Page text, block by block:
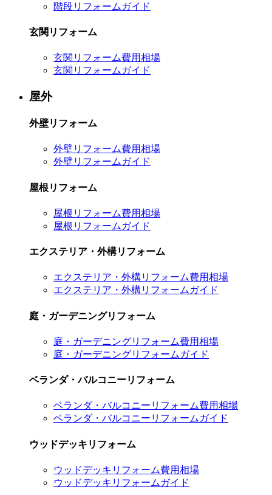
階段リフォームガイド
玄関リフォーム
玄関リフォーム費用相場
玄関リフォームガイド
屋外
外壁リフォーム
外壁リフォーム費用相場
外壁リフォームガイド
屋根リフォーム
屋根リフォーム費用相場
屋根リフォームガイド
エクステリア・外構リフォーム
エクステリア・外構リフォーム費用相場
エクステリア・外構リフォームガイド
庭・ガーデニングリフォーム
庭・ガーデニングリフォーム費用相場
庭・ガーデニングリフォームガイド
ベランダ・バルコニーリフォーム
ベランダ・バルコニーリフォーム費用相場
ベランダ・バルコニーリフォームガイド
ウッドデッキリフォーム
ウッドデッキリフォーム費用相場
ウッドデッキリフォームガイド